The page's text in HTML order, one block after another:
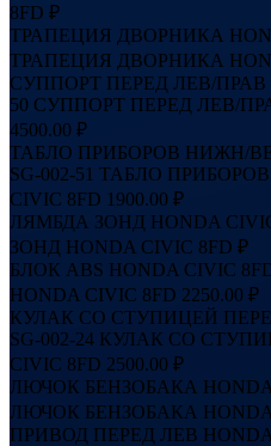
8FD ₽
ТРАПЕЦИЯ ДВОРНИКА
ТРАПЕЦИЯ ДВОРНИКА
СУППОРТ ПЕРЕД ЛЕВ/ПРАВ
50 СУППОРТ ПЕРЕД ЛЕВ/
4500.00 ₽
ТАБЛО ПРИБОРОВ НИЖН/
SG-002-51 ТАБЛО
CIVIC 8FD 1900.00 ₽
ЛЯМБДА ЗОНД HONDA CIVIC
ЗОНД HONDA CIVIC 8FD ₽
БЛОК ABS HONDA CIVIC
HONDA CIVIC 8FD 2250.00 ₽
КУЛАК СО СТУПИЦЕЙ
SG-002-24 КУЛАК СО
CIVIC 8FD 2500.00 ₽
ЛЮЧОК БЕНЗОБАКА HONDA
ЛЮЧОК БЕНЗОБАКА HONDA
ПРИВОД ПЕРЕД ЛЕВ HONDA